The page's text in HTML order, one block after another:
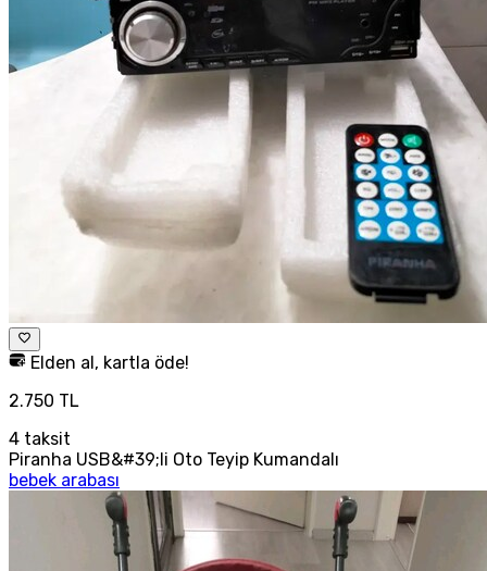
Elden al, kartla öde!
2.750 TL
4 taksit
Piranha USB&#39;li Oto Teyip Kumandalı
bebek arabası